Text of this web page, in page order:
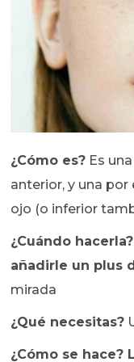
¿Cómo es? Es
anterior, y una por
ojo (o inferior
¿Cuándo hacerla?
añadirle un plus
mirada
¿Qué necesitas?
¿Cómo se hace?